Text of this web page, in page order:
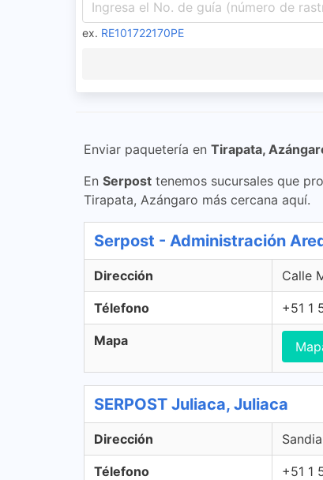
ex. RE101722170PE
Enviar paquetería en Tirapata,
En Serpost tenemos sucursales que
Tirapata, Azángaro más cercana aquí.
Serpost - Administración
Dirección Calle
Télefono +51 1
Mapa
SERPOST Juliaca, Juliaca
Dirección
Télefono +51 1